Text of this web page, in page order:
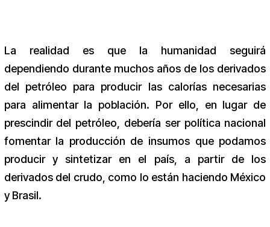
La realidad es que la humanidad seguirá
dependiendo durante muchos años de los derivados
del petróleo para producir las calorías necesarias
para alimentar la población. Por ello, en lugar de
prescindir del petróleo, debería ser política nacional
fomentar la producción de insumos que podamos
producir y sintetizar en el país, a partir de los
derivados del crudo, como lo están haciendo México
y Brasil.